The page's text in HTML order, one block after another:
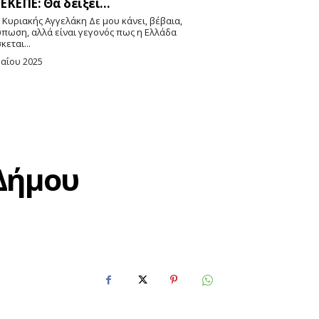
Θα δείξει…
αλλά είναι γεγονός πως η Ελλάδα
2025